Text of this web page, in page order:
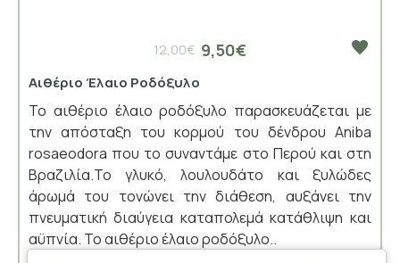
9,50€
12,00€
Αιθέριο Έλαιο Ροδόξυλο
Το αιθέριο έλαιο ροδόξυλο παρασκευάζεται με
την απόσταξη του κορμού του δένδρου Aniba
rosaeodora που το συναντάμε στο Περού και στη
Βραζιλία.Το γλυκό, λουλουδάτο και ξυλώδες
άρωμά του τονώνει την διάθεση, αυξάνει την
πνευματική διαύγεια καταπολεμά κατάθλιψη και
αϋπνία. Το αιθέριο έλαιο ροδόξυλο..